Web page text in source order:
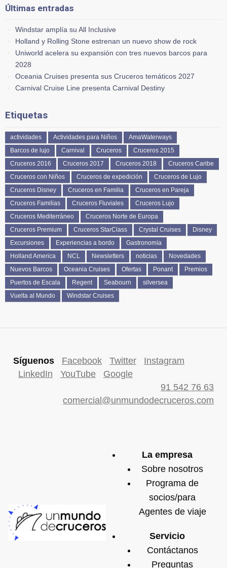
Últimas entradas
Windstar amplía su All Inclusive
Holland y Rolling Stone estrenan un nuevo show de rock
Uniworld acelera su expansión con tres nuevos barcos para
2028
Oceania Cruises presenta sus Cruceros temáticos 2027
Carnival Cruise Line presenta Carnival Destiny
Etiquetas
actividades Actividades para Niños
AmaWaterways
Barcos de lujo
Carnival Cruceros
Cruceros 2015
Cruceros 2016
Cruceros 2017 Cruceros 2018
Cruceros Caribe
Cruceros con Niños
Cruceros de expedición
Cruceros de Lujo
Cruceros Disney
Cruceros en Familia
Cruceros en Pareja
Cruceros Familias
Cruceros Fluviales
Cruceros Lujo
Cruceros Mediterráneo
Cruceros Norte de Europa
Cruceros Premium
Cruceros StarClass Crystal Cruises
Disney
Excursiones
Experiencias a bordo
Gastronomía
Holland America
NCL Newsletters noticias
Novedades
Nuevos Barcos
Oceania Cruises Ofertas Ponant
Premios
Puertos de Escala
Regent Seabourn
silversea
Vuelta al Mundo
Windstar Cruises
Síguenos Facebook Twitter
Instagram
LinkedIn
YouTube
Google
91 542 76 63
comercial@unmundodecruceros.com
La empresa
Sobre nosotros
Programa de
socios/para
Agentes de viaje
Servicio
Contáctanos
Preguntas